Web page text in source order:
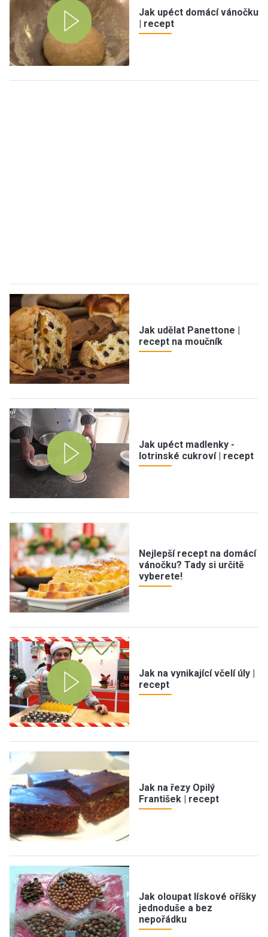
Jak upéct domácí vánočku
| recept
Jak udělat Panettone |
recept na moučník
Jak upéct madlenky -
lotrinské cukroví | recept
Nejlepší recept na domácí
vánočku? Tady si určitě
vyberete!
Jak na vynikající včelí úly |
recept
Jak na řezy Opilý
František | recept
Jak oloupat lískové oříšky
jednoduše a bez
nepořádku